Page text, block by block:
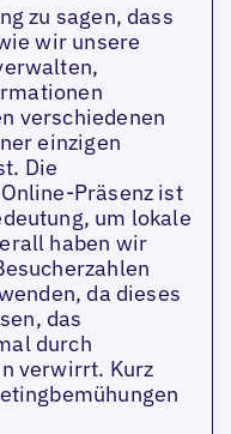
zu sagen, dass
wir unsere
verschiedenen
einzigen
Die
Präsenz ist
um lokale
haben wir
da dieses
das
durch
verwirrt. Kurz